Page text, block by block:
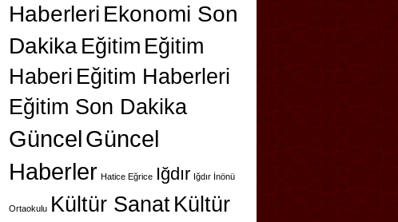
Haberleri Ekonomi Son
Dakika Eğitim Eğitim
Haberi Eğitim Haberleri
Eğitim Son Dakika
GüncelGüncel
Haberler Hatice Eğrice Iğdır Iğdır İnönü
Ortaokulu Kültür SanatKültür